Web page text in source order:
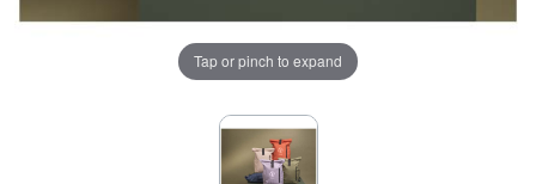
Tap or pinch to expand